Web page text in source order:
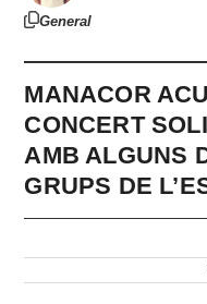
General
MANACOR
CONCERT
AMB ALGUNS
GRUPS DE